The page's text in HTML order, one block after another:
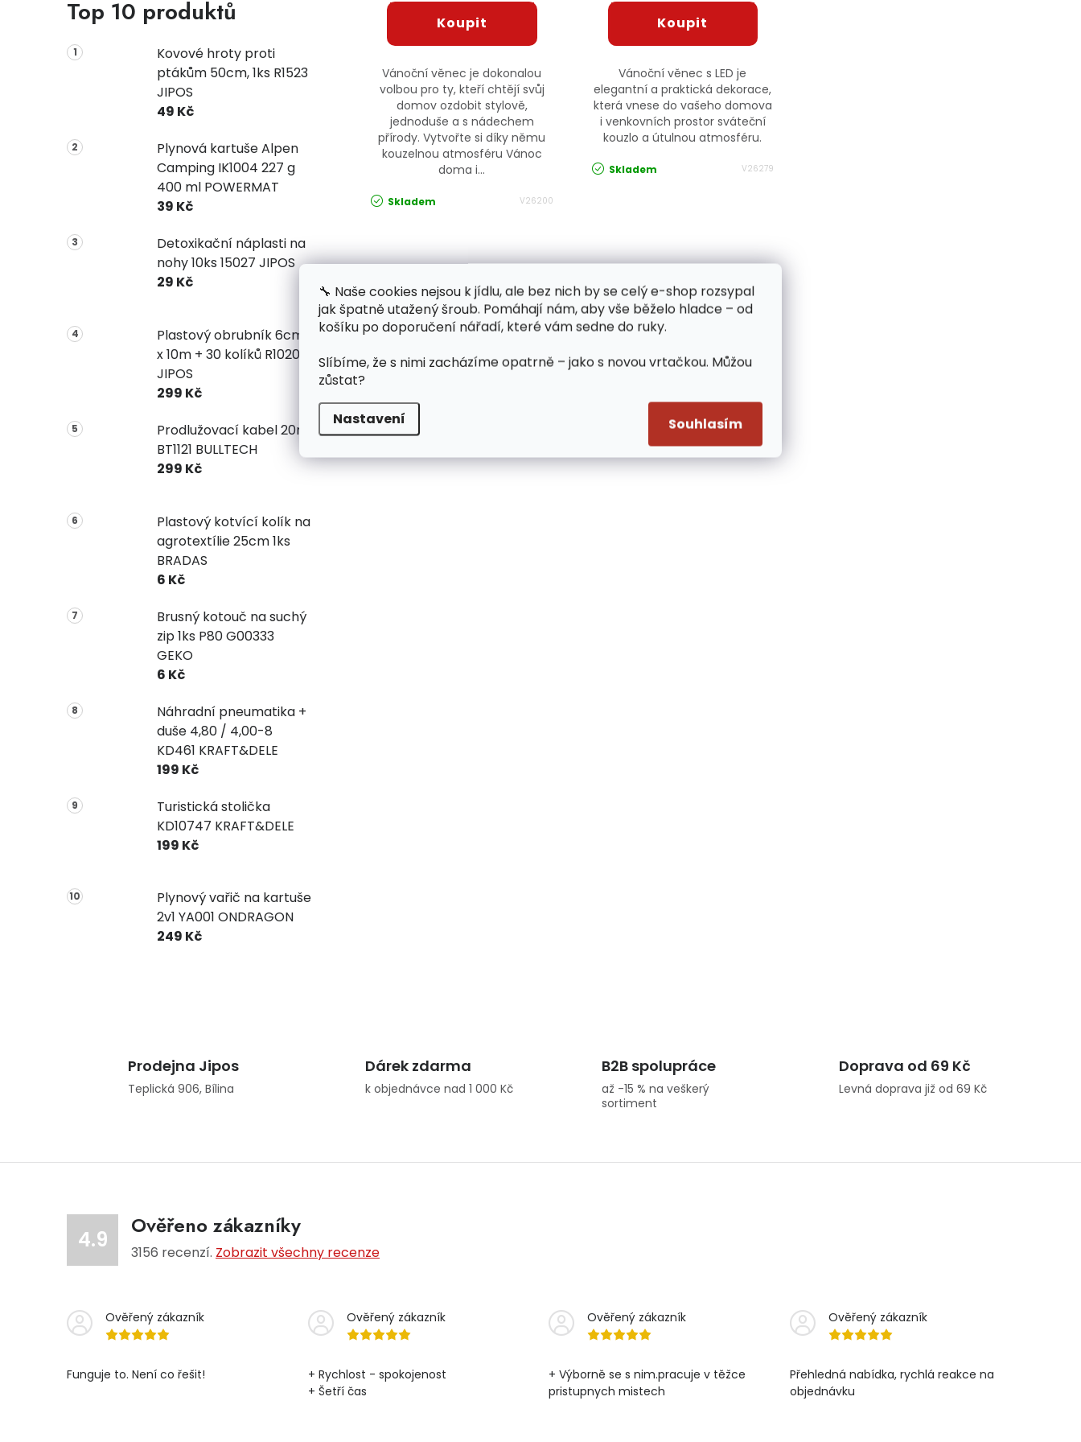
🔧 Naše cookies nejsou k jídlu, ale bez nich by se celý e-shop rozsypal
jak špatně utažený šroub. Pomáhají nám, aby vše běželo hladce – od
košíku po doporučení nářadí, které vám sedne do ruky.
Slíbíme, že s nimi zacházíme opatrně – jako s novou vrtačkou. Můžou
zůstat?
Nastavení Souhlasím
Top 10 produktů
Kovové hroty proti
ptákům 50cm, 1ks R1523
JIPOS
49 Kč
Plynová kartuše Alpen
Camping IK1004 227 g
400 ml POWERMAT
39 Kč
Detoxikační náplasti na
nohy 10ks 15027 JIPOS
29 Kč
Plastový obrubník 6cm
x 10m + 30 kolíků R1020
JIPOS
299 Kč
Prodlužovací kabel 20m
BT1121 BULLTECH
299 Kč
Plastový kotvící kolík na
agrotextílie 25cm 1ks
BRADAS
6 Kč
Brusný kotouč na suchý
zip 1ks P80 G00333
GEKO
6 Kč
Náhradní pneumatika +
duše 4,80 / 4,00-8
KD461 KRAFT&DELE
199 Kč
Turistická stolička
KD10747 KRAFT&DELE
199 Kč
Plynový vařič na kartuše
2v1 YA001 ONDRAGON
249 Kč
Vánoční věnec je dokonalou
volbou pro ty, kteří chtějí svůj
domov ozdobit stylově,
jednoduše a s nádechem
přírody. Vytvořte si díky němu
kouzelnou atmosféru Vánoc
doma i...
Skladem V26200
Vánoční věnec s LED je
elegantní a praktická dekorace,
která vnese do vašeho domova
i venkovních prostor sváteční
kouzlo a útulnou atmosféru.
Skladem V26279
Ovládací prvky výpisu
Prodejna Jipos
Teplická 906, Bílina
Dárek zdarma
k objednávce nad 1 000 Kč
B2B spolupráce
až -15 % na veškerý
sortiment
Doprava od 69 Kč
Levná doprava již od 69 Kč
4.9
Ověřeno zákazníky
3156 recenzí. Zobrazit všechny recenze
Ověřený zákazník
Funguje to. Není co řešit!
Ověřený zákazník
+ Rychlost - spokojenost
+ Šetří čas
Ověřený zákazník
+ Výborně se s nim.pracuje v těžce
pristupnych mistech
Ověřený zákazník
Přehledná nabídka, rychlá reakce na
objednávku